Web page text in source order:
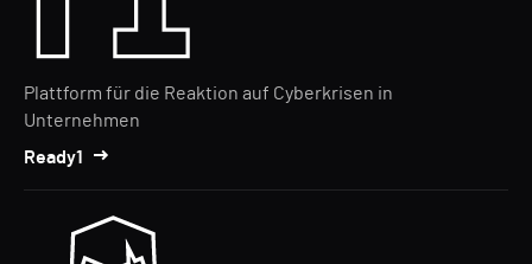
Plattform für die Reaktion auf Cyberkrisen in
Unternehmen
Ready1